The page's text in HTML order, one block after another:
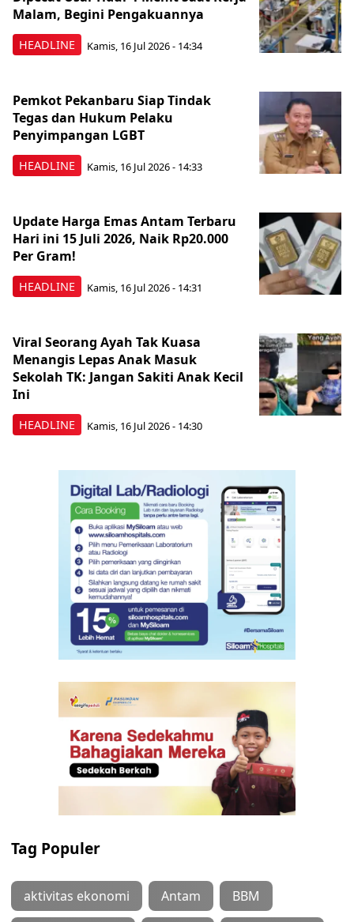
HEADLINE
Malam, Begini Pengakuannya
Kamis, 16 Jul 2026 - 14:34
HEADLINE
Pemkot Pekanbaru Siap Tindak
Tegas dan Hukum Pelaku
Penyimpangan LGBT
Kamis, 16 Jul 2026 - 14:33
HEADLINE
Update Harga Emas Antam Terbaru
Hari ini 15 Juli 2026, Naik Rp20.000
Per Gram!
Kamis, 16 Jul 2026 - 14:31
HEADLINE
Viral Seorang Ayah Tak Kuasa
Menangis Lepas Anak Masuk
Sekolah TK: Jangan Sakiti Anak Kecil
Ini
Kamis, 16 Jul 2026 - 14:30
Tag Populer
aktivitas ekonomi Antam BBM